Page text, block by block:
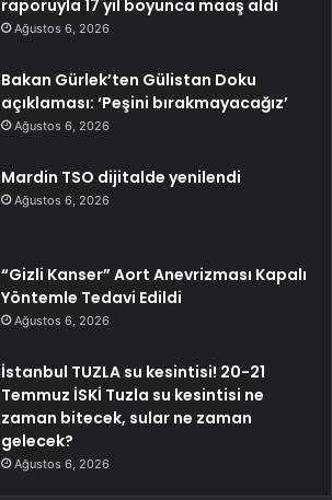
raporuyla 17 yıl boyunca maaş aldı
Ağustos 6, 2026
Bakan Gürlek’ten Gülistan Doku
açıklaması: ‘Peşini bırakmayacağız’
Ağustos 6, 2026
Mardin TSO dijitalde yenilendi
Ağustos 6, 2026
“Gizli Kanser” Aort Anevrizması Kapalı
Yöntemle Tedavi Edildi
Ağustos 6, 2026
İstanbul TUZLA su kesintisi! 20-21
Temmuz İSKİ Tuzla su kesintisi ne
zaman bitecek, sular ne zaman
gelecek?
Ağustos 6, 2026